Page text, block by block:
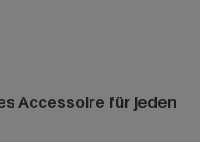
EUR
Accessoire für jeden